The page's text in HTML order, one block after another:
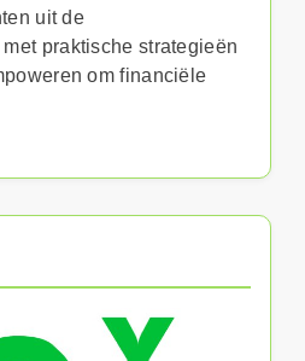
uit de
praktische strategieën
om financiële